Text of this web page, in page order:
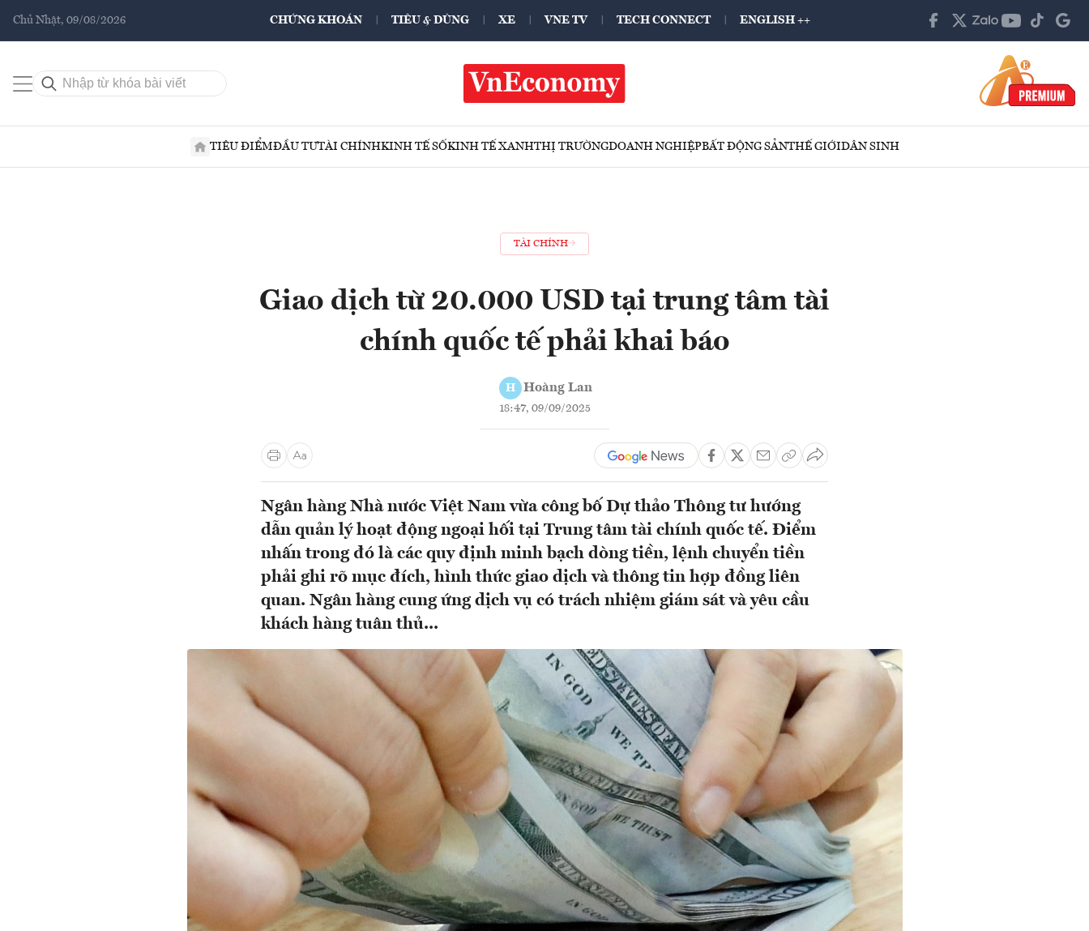
Chủ Nhật, 09/08/2026 CHỨNG KHOÁN TIÊU & DÙNG XE VNE TV TECH CONNECT ENGLISH ++
TIÊU ĐIỂMĐẦU TƯTÀI CHÍNHKINH TẾ SỐKINH TẾ XANHTHỊ TRƯỜNGDOANH NGHIỆPBẤT ĐỘNG SẢNTHẾ GIỚIDÂN SINH
TÀI CHÍNH
Giao dịch từ 20.000 USD tại trung tâm tài
chính quốc tế phải khai báo
H Hoàng Lan
18:47, 09/09/2025
Ngân hàng Nhà nước Việt Nam vừa công bố Dự thảo Thông tư hướng
dẫn quản lý hoạt động ngoại hối tại Trung tâm tài chính quốc tế. Điểm
nhấn trong đó là các quy định minh bạch dòng tiền, lệnh chuyển tiền
phải ghi rõ mục đích, hình thức giao dịch và thông tin hợp đồng liên
quan. Ngân hàng cung ứng dịch vụ có trách nhiệm giám sát và yêu cầu
khách hàng tuân thủ...